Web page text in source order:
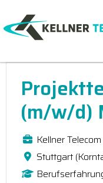
(m/w/d)
Kellner
Stuttgart